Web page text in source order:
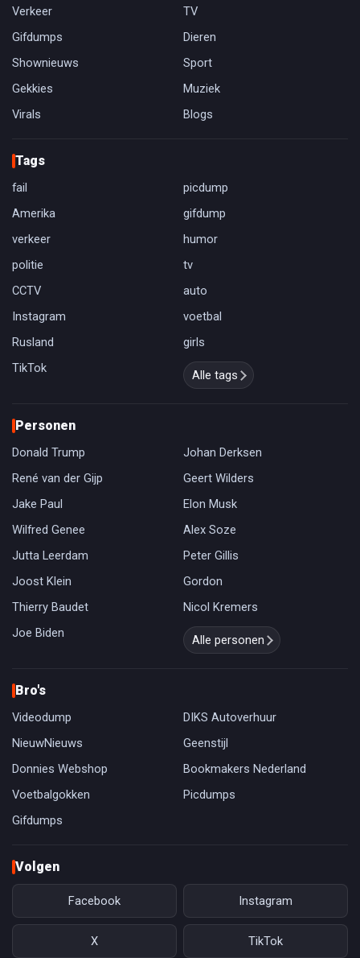
Verkeer
TV
Gifdumps
Dieren
Shownieuws
Sport
Gekkies
Muziek
Virals
Blogs
Tags
fail
picdump
Amerika
gifdump
verkeer
humor
politie
tv
CCTV
auto
Instagram
voetbal
Rusland
girls
TikTok
Alle tags
Personen
Donald Trump
Johan Derksen
René van der Gijp
Geert Wilders
Jake Paul
Elon Musk
Wilfred Genee
Alex Soze
Jutta Leerdam
Peter Gillis
Joost Klein
Gordon
Thierry Baudet
Nicol Kremers
Joe Biden
Alle personen
Bro's
Videodump
DIKS Autoverhuur
NieuwNieuws
Geenstijl
Donnies Webshop
Bookmakers Nederland
Voetbalgokken
Picdumps
Gifdumps
Volgen
Facebook Instagram
X TikTok